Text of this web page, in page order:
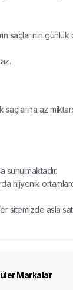
günlük
az
sunulmaktadır.
hijyenik
sitemizde asla
Markalar